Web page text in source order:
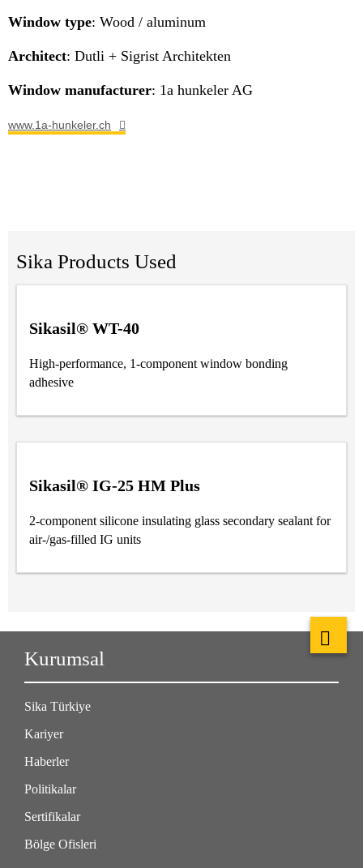
Window type: Wood / aluminum
Architect: Dutli + Sigrist Architekten
Window manufacturer: 1a hunkeler AG
www.1a-hunkeler.ch
Sika Products Used
Sikasil® WT-40
High-performance, 1-component window bonding
adhesive
Sikasil® IG-25 HM Plus
2-component silicone insulating glass secondary sealant for
air-/gas-filled IG units
Kurumsal
Sika Türkiye
Kariyer
Haberler
Politikalar
Sertifikalar
Bölge Ofisleri